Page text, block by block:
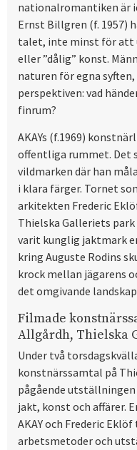
nationalromantiken är
Ernst Billgren (f. 1957)
talet, inte minst för att
eller ”dålig” konst.
naturen för egna
perspektiven: vad
finrum?
AKAYs (f.1969)
offentliga rummet. Det
vildmarken där han
i klara färger. Tornet
arkitekten Frederic
Thielska Galleriets
varit kunglig jaktmark
kring Auguste Rodins
krock mellan jägarens
det omgivande
Filmade
Allgårdh, Thielska
Under två
konstnärssamtal på
pågående
jakt, konst och affärer.
AKAY och Frederic
arbetsmetoder och